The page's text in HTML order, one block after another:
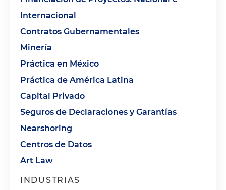
Internacional
Contratos Gubernamentales
Minería
Práctica en México
Práctica de América Latina
Capital Privado
Seguros de Declaraciones y Garantías
Nearshoring
Centros de Datos
Art Law
INDUSTRIAS